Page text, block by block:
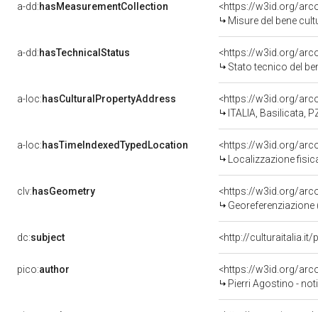
a-dd:hasMeasurementCollection
<https://w3id.org/
Misure del bene
a-dd:hasTechnicalStatus
<https://w3id.org/
Stato tecnico del
a-loc:hasCulturalPropertyAddress
<https://w3id.org/
ITALIA, Basilicata,
a-loc:hasTimeIndexedTypedLocation
<https://w3id.org/
Localizzazione
clv:hasGeometry
<https://w3id.org/
dc:subject <http://culturaitalia.it/
pico:author
<https://w3id.org/
Pierri Agostino -